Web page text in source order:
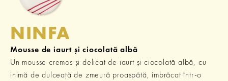
NINFA
Mousse de iaurt și ciocolată albă
Un mousse cremos și delicat de iaurt și ciocolată albă, cu
inimă de dulceață de zmeură proaspătă, îmbrăcat într-o